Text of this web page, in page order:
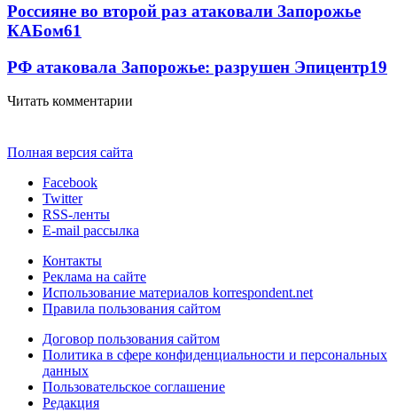
Россияне во второй раз атаковали Запорожье
КАБом61
РФ атаковала Запорожье: разрушен Эпицентр19
Читать комментарии
Полная версия сайта
Facebook
Twitter
RSS-ленты
E-mail рассылка
Контакты
Реклама на сайте
Использование материалов korrespondent.net
Правила пользования сайтом
Договор пользования сайтом
Политика в сфере конфиденциальности и персональных
данных
Пользовательское соглашение
Редакция